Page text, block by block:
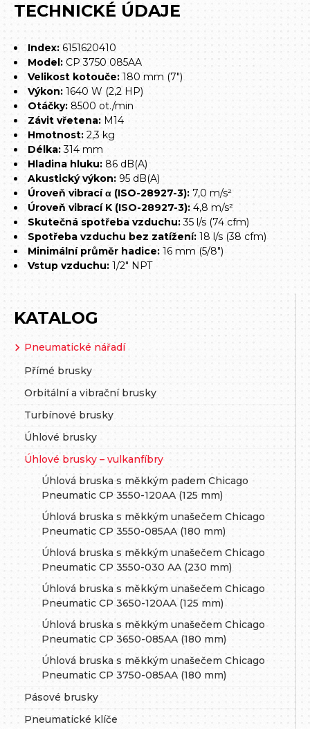
TECHNICKÉ ÚDAJE
Index: 6151620410
Model: CP 3750 085AA
Velikost kotouče: 180 mm (7")
Výkon: 1640 W (2,2 HP)
Otáčky: 8500 ot./min
Závit vřetena: M14
Hmotnost: 2,3 kg
Délka:314 mm
Hladina hluku: 86 dB(A)
Akustický výkon: 95 dB(A)
Úroveň vibrací α (ISO-28927-3): 7,0 m/s²
Úroveň vibrací K (ISO-28927-3): 4,8 m/s²
Skutečná spotřeba vzduchu:35 l/s (74 cfm)
Spotřeba vzduchu bez zatížení: 18 l/s (38 cfm)
Minimální průměr hadice: 16 mm (5/8")
Vstup vzduchu: 1/2" NPT
KATALOG
Pneumatické nářadí
Přímé brusky
Orbitální a vibrační brusky
Turbínové brusky
Úhlové brusky
Úhlové brusky – vulkanfíbry
Úhlová bruska s měkkým padem Chicago
Pneumatic CP 3550-120AA (125 mm)
Úhlová bruska s měkkým unašečem Chicago
Pneumatic CP 3550-085AA (180 mm)
Úhlová bruska s měkkým unašečem Chicago
Pneumatic CP 3550-030 AA (230 mm)
Úhlová bruska s měkkým unašečem Chicago
Pneumatic CP 3650-120AA (125 mm)
Úhlová bruska s měkkým unašečem Chicago
Pneumatic CP 3650-085AA (180 mm)
Úhlová bruska s měkkým unašečem Chicago
Pneumatic CP 3750-085AA (180 mm)
Pásové brusky
Pneumatické klíče